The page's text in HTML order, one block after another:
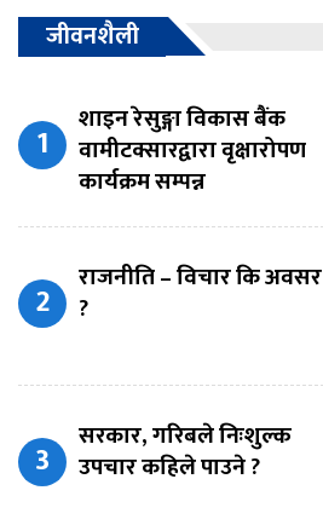
जीवनशैली
शाइन रेसुङ्गा विकास बैंक
वामीटक्सारद्वारा वृक्षारोपण
कार्यक्रम सम्पन्न
राजनीति – विचार कि अवसर
?
सरकार, गरिबले निःशुल्क
उपचार कहिले पाउने ?